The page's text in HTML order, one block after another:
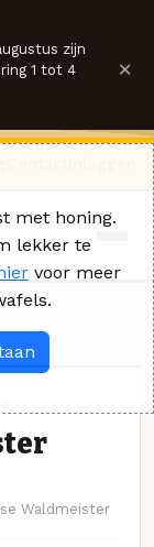
zijn
1 tot 4
×
Waldmeister
met honing.
lekker te
voor meer